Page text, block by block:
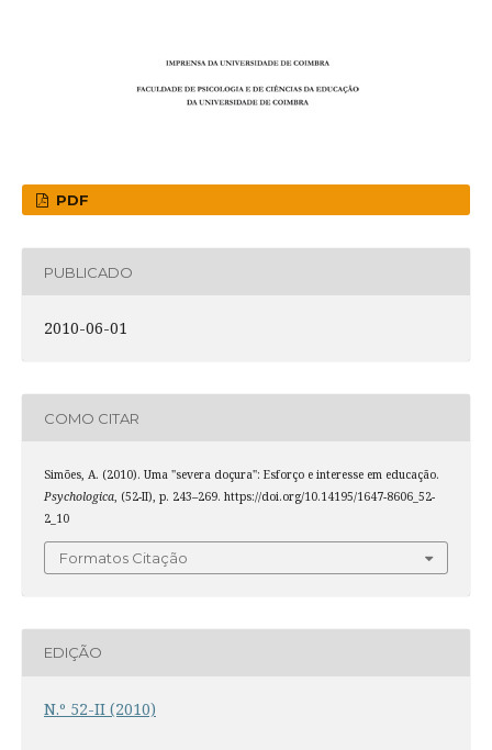
PDF
PUBLICADO
2010-06-01
COMO CITAR
Simões, A. (2010). Uma "severa doçura": Esforço e interesse em educação.
Psychologica, (52-II), p. 243–269. https://doi.org/10.14195/1647-8606_52-
2_10
Formatos Citação
EDIÇÃO
N.º 52-II (2010)